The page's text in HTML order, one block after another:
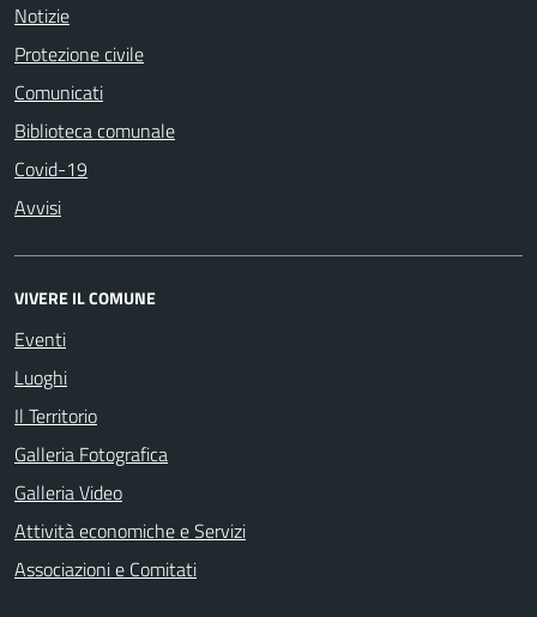
Notizie
Protezione civile
Comunicati
Biblioteca comunale
Covid-19
Avvisi
VIVERE IL COMUNE
Eventi
Luoghi
Il Territorio
Galleria Fotografica
Galleria Video
Attività economiche e Servizi
Associazioni e Comitati